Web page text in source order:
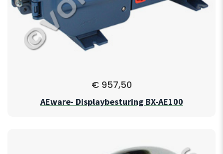
€957,50
AEware- Displaybesturing BX-AE100